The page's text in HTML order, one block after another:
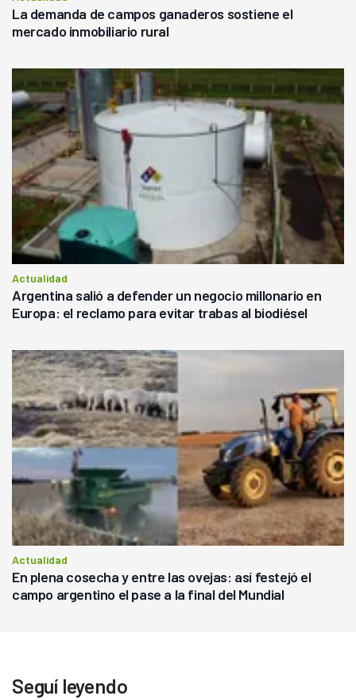
La demanda de campos ganaderos sostiene el
mercado inmobiliario rural
Actualidad
Argentina salió a defender un negocio millonario en
Europa: el reclamo para evitar trabas al biodiésel
Actualidad
En plena cosecha y entre las ovejas: así festejó el
campo argentino el pase a la final del Mundial
Seguí leyendo